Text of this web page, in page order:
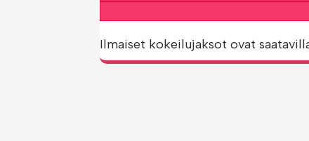
Ilmaiset kokeilujaksot ovat